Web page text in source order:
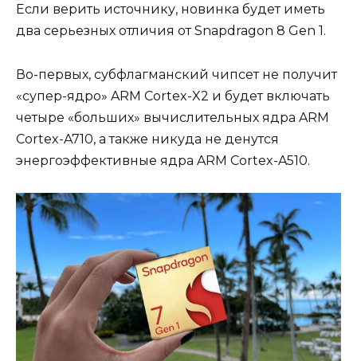
Если верить источнику, новинка будет иметь
два серьезных отличия от Snapdragon 8 Gen 1.
Во-первых, субфлагманский чипсет не получит
«супер-ядро» ARM Cortex-X2 и будет включать
четыре «больших» вычислительных ядра ARM
Cortex-A710, а также никуда не денутся
энергоэффективные ядра ARM Cortex-A510.